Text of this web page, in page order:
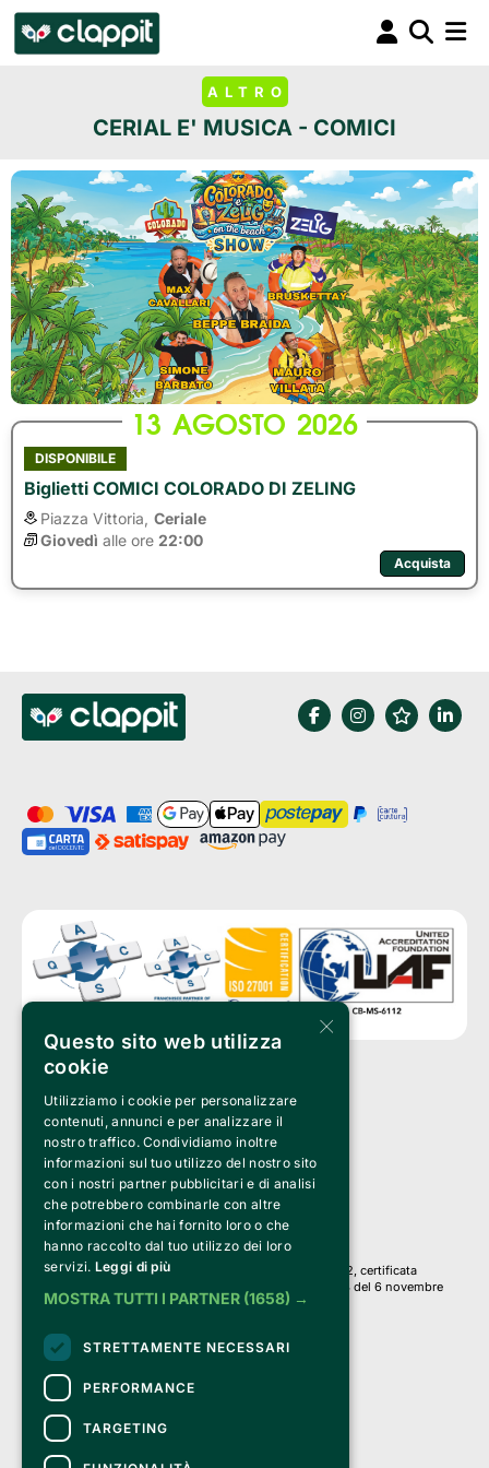
ALTRO
CERIAL E' MUSICA - COMICI
13 AGOSTO 2026
DISPONIBILE
Biglietti COMICI COLORADO DI ZELING
Piazza Vittoria, Ceriale
Giovedì alle ore 22:00
Acquista
Clappit è un marchio di proprietà di:
Bemils Srl
a Socio Unico
Via Fosse Ardeatine, 4 -20092 Cinisello Balsamo (MI)
PI 05589050961
Iscr. C.C.I.A.A. Milano R.E.A. 1833471
© 2010-2025 Bemils Srl - Tutti i diritti riservati
Credits:
Clappit è basato sulla piattaforma di biglietteria Belive 6.2, certificata
dall’Agenzia delle Entrate con protocollo n. 2025/445474 del 6 novembre
2025.
Su Clappit i tuoi acquisti ed i tuoi dati
sono sicuri e protetti da un certificato SSL
con crittografia a 128 bit.
×
Questo sito web utilizza
cookie
Utilizziamo i cookie per personalizzare
contenuti, annunci e per analizzare il
nostro traffico. Condividiamo inoltre
informazioni sul tuo utilizzo del nostro sito
con i nostri partner pubblicitari e di analisi
che potrebbero combinarle con altre
informazioni che hai fornito loro o che
hanno raccolto dal tuo utilizzo dei loro
servizi. Leggi di più
MOSTRA TUTTI I PARTNER (1658) →
STRETTAMENTE NECESSARI
PERFORMANCE
TARGETING